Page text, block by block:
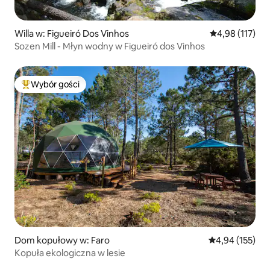
Willa w: Figueiró Dos Vinhos Średnia
4,98 (117)
Sozen Mill - Młyn wodny w Figueiró dos Vinhos
Najpopularniejsze z kategorii Wybór gości
Wybór gości
Dom kopułowy w: Faro Średnia
4,94 (155)
Kopuła ekologiczna w lesie